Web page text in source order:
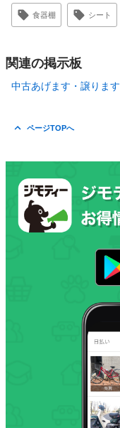
食器棚 シート
関連の掲示板
中古あげます・譲ります
ページTOPへ